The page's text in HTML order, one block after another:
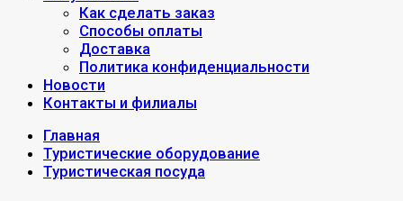
Как сделать заказ
Способы оплаты
Доставка
Политика конфиденциальности
Новости
Контакты и филиалы
Главная
Туристические оборудование
Туристическая посуда